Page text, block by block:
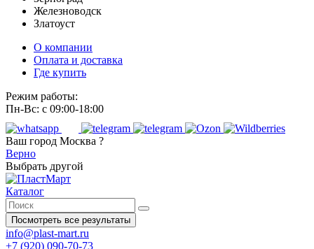
Железноводск
Златоуст
О компании
Оплата и доставка
Где купить
Режим работы:
Пн-Вс: с 09:00-18:00
Ваш город Москва ?
Верно
Выбрать другой
Каталог
Посмотреть все результаты
info@plast-mart.ru
+7 (920) 090-70-73